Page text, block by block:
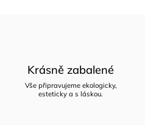
Krásně zabalené
Vše připravujeme ekologicky,
esteticky a s láskou.